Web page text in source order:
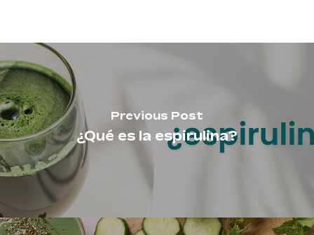
No hay productos
en el carrito.
Ir A La Tienda
Previous Post
¿Qué es la espirulina?